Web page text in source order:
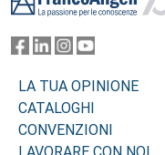
LA TUA OPINIONE
CATALOGHI
CONVENZIONI